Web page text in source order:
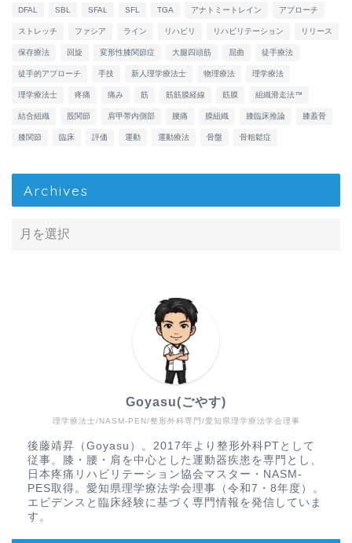
DFAL SBL SFAL SFL TGA アナトミートレイン アプローチ
ストレッチ ファシア ライン リハビリ リハビリテーション リリース
保存療法 回旋 変形性膝関節症 大腿四頭筋 屈曲 徒手療法
徒手的アプローチ 手技 新人理学療法士 物理療法 理学療法
理学療法士 疼痛 痛み 筋 筋筋膜経線 筋膜 組織滑走法™
結合組織 股関節 肩甲帯内側部 腰痛 膜組織 膝臨床推論 膝蓋骨
膝関節 臨床 評価 運動 運動療法 骨盤 骨粗鬆症
Archives
理学療法士/NASM-PEN/整形外科専門/愛知県理学療法学会理事
Goyasu(ごやす)
後藤靖昇（Goyasu）。2017年より整形外科PTとして
従事。膝・腰・肩を中心とした運動器疾患を専門とし、
日本疼痛リハビリテーション協会マスター・NASM-
PES取得。愛知県理学療法学会理事（令和7・8年度）。
エビデンスと臨床経験に基づく専門情報を発信していま
す。
疾患から探す